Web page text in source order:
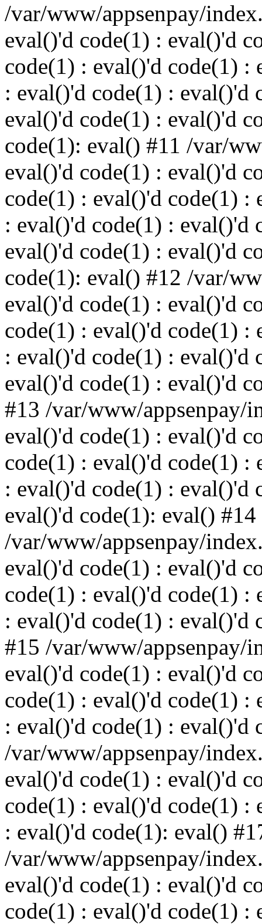
/var/www/appsenpay/
eval()'d code(1) : eval()'d
code(1) : eval()'d code(1) :
: eval()'d code(1) : eval()'d
eval()'d code(1) : eval()'d
code(1): eval() #11 /var/
eval()'d code(1) : eval()'d
code(1) : eval()'d code(1) :
: eval()'d code(1) : eval()'d
eval()'d code(1) : eval()'d
code(1): eval() #12 /var/
eval()'d code(1) : eval()'d
code(1) : eval()'d code(1) :
: eval()'d code(1) : eval()'d
eval()'d code(1) : eval()'d
#13 /var/www/appsenpay/
eval()'d code(1) : eval()'d
code(1) : eval()'d code(1) :
: eval()'d code(1) : eval()'d
eval()'d code(1): eval() #14
/var/www/appsenpay/
eval()'d code(1) : eval()'d
code(1) : eval()'d code(1) :
: eval()'d code(1) : eval()'d
#15 /var/www/appsenpay/
eval()'d code(1) : eval()'d
code(1) : eval()'d code(1) :
: eval()'d code(1) : eval()'d
/var/www/appsenpay/
eval()'d code(1) : eval()'d
code(1) : eval()'d code(1) :
: eval()'d code(1): eval()
/var/www/appsenpay/
eval()'d code(1) : eval()'d
code(1) : eval()'d code(1) :